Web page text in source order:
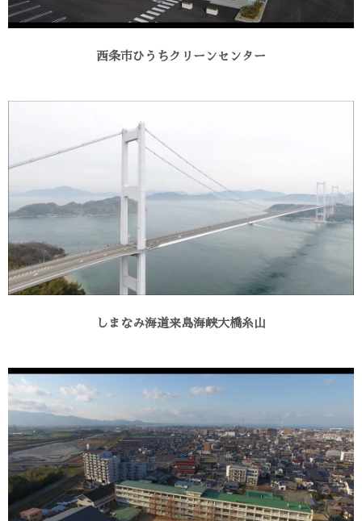
西条市ひうちクリーンセンター
しまなみ海道来島海峡大橋糸山